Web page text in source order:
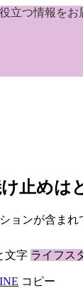
立つ情報をお
止めは
ョンが含まれ
ライフス
コピー